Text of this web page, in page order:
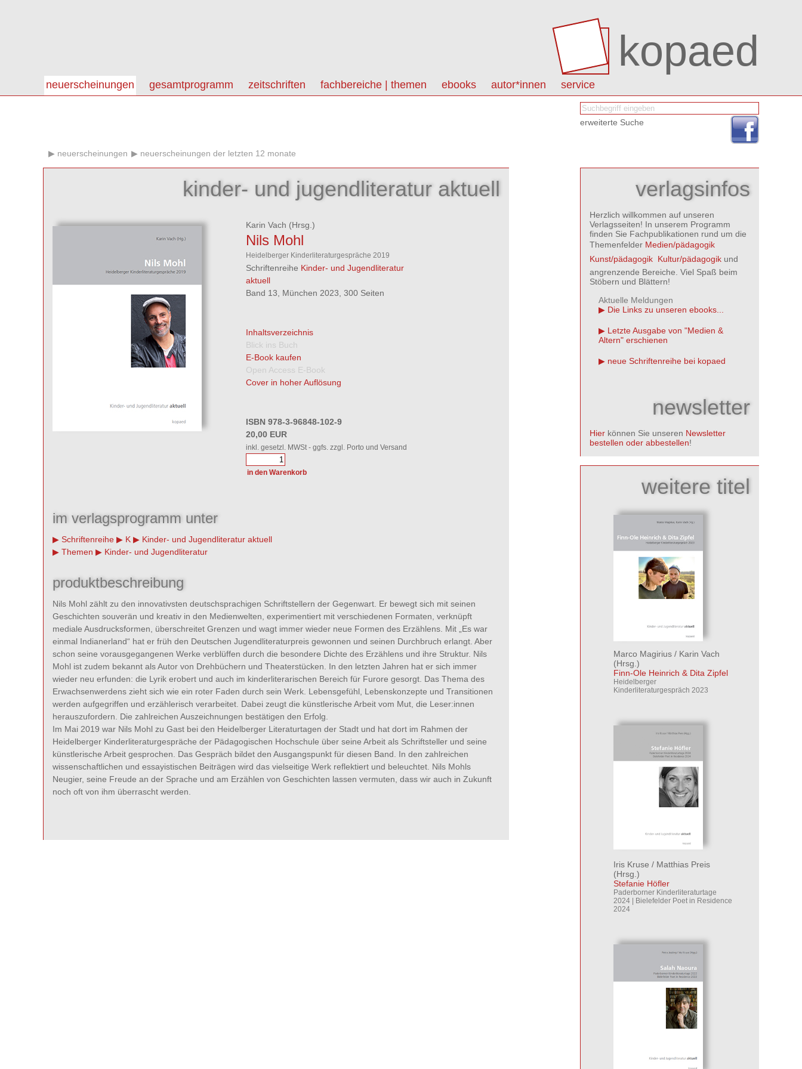
kopaed
neuerscheinungen gesamtprogramm zeitschriften fachbereiche | themen ebooks autor*innen service
erweiterte Suche
neuerscheinungen neuerscheinungen der letzten 12 monate
kinder- und jugendliteratur aktuell
Karin Vach (Hrsg.)
Nils Mohl
Heidelberger Kinderliteraturgespräche 2019
Schriftenreihe Kinder- und Jugendliteratur
aktuell
Band 13, München 2023, 300 Seiten
Inhaltsverzeichnis
Blick ins Buch
E-Book kaufen
Open Access E-Book
Cover in hoher Auflösung
ISBN 978-3-96848-102-9
20,00 EUR
inkl. gesetzl. MWSt - ggfs. zzgl. Porto und Versand
im verlagsprogramm unter
Schriftenreihe K
Kinder- und Jugendliteratur aktuell
Themen
Kinder- und Jugendliteratur
produktbeschreibung
Nils Mohl zählt zu den innovativsten deutschsprachigen Schriftstellern der Gegenwart. Er bewegt sich mit seinen
Geschichten souverän und kreativ in den Medienwelten, experimentiert mit verschiedenen Formaten, verknüpft
mediale Ausdrucksformen, überschreitet Grenzen und wagt immer wieder neue Formen des Erzählens. Mit „Es war
einmal Indianerland“ hat er früh den Deutschen Jugendliteraturpreis gewonnen und seinen Durchbruch erlangt. Aber
schon seine vorausgegangenen Werke verblüffen durch die besondere Dichte des Erzählens und ihre Struktur. Nils
Mohl ist zudem bekannt als Autor von Drehbüchern und Theaterstücken. In den letzten Jahren hat er sich immer
wieder neu erfunden: die Lyrik erobert und auch im kinderliterarischen Bereich für Furore gesorgt. Das Thema des
Erwachsenwerdens zieht sich wie ein roter Faden durch sein Werk. Lebensgefühl, Lebenskonzepte und Transitionen
werden aufgegriffen und erzählerisch verarbeitet. Dabei zeugt die künstlerische Arbeit vom Mut, die Leser:innen
herauszufordern. Die zahlreichen Auszeichnungen bestätigen den Erfolg.
Im Mai 2019 war Nils Mohl zu Gast bei den Heidelberger Literaturtagen der Stadt und hat dort im Rahmen der
Heidelberger Kinderliteraturgespräche der Pädagogischen Hochschule über seine Arbeit als Schriftsteller und seine
künstlerische Arbeit gesprochen. Das Gespräch bildet den Ausgangspunkt für diesen Band. In den zahlreichen
wissenschaftlichen und essayistischen Beiträgen wird das vielseitige Werk reflektiert und beleuchtet. Nils Mohls
Neugier, seine Freude an der Sprache und am Erzählen von Geschichten lassen vermuten, dass wir auch in Zukunft
noch oft von ihm überrascht werden.
verlagsinfos
Herzlich willkommen auf unseren
Verlagsseiten! In unserem Programm
finden Sie Fachpublikationen rund um die
Themenfelder Medien/pädagogik
Kunst/pädagogik Kultur/pädagogik und
angrenzende Bereiche. Viel Spaß beim
Stöbern und Blättern!
Aktuelle Meldungen
Die Links zu unseren ebooks...
Letzte Ausgabe von "Medien &
Altern" erschienen
neue Schriftenreihe bei kopaed
newsletter
Hier können Sie unseren Newsletter
bestellen oder abbestellen!
weitere titel
Marco Magirius / Karin Vach
(Hrsg.)
Finn-Ole Heinrich & Dita Zipfel
Heidelberger
Kinderliteraturgespräch 2023
Iris Kruse / Matthias Preis
(Hrsg.)
Stefanie Höfler
Paderborner Kinderliteraturtage
2024 | Bielefelder Poet in Residence
2024